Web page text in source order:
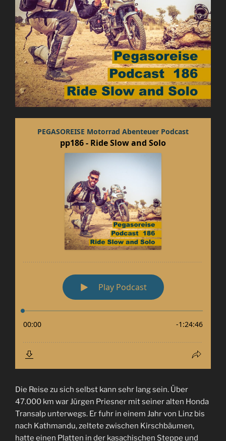
Die Reise zu sich selbst kann sehr lang sein. Über
47.000 km war Jürgen Priesner mit seiner alten Honda
Transalp unterwegs. Er fuhr in einem Jahr von Linz bis
nach Kathmandu, zeltete zwischen Kirschbäumen,
hatte einen Platten in der kasachischen Steppe und